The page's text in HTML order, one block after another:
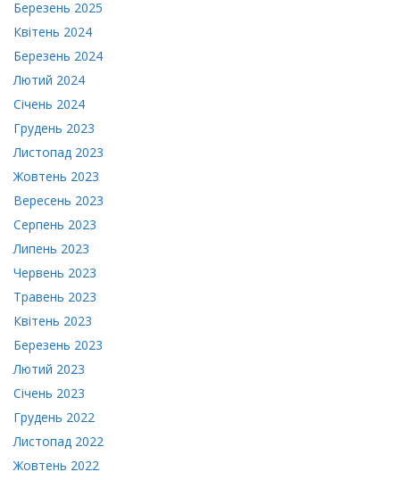
Березень 2025
Квітень 2024
Березень 2024
Лютий 2024
Січень 2024
Грудень 2023
Листопад 2023
Жовтень 2023
Вересень 2023
Серпень 2023
Липень 2023
Червень 2023
Травень 2023
Квітень 2023
Березень 2023
Лютий 2023
Січень 2023
Грудень 2022
Листопад 2022
Жовтень 2022
тести, щоденні завдання, аудіо-, відеозаписи до
уроків;
підбірки корисних джерел для поглиблення знань
про граматику та лексику української мови;
онлайн-ігри з вивчення української;
сертифікат.
Малі, Нікарагуа, Сирія, Болівія, Куба, Зімбабве, Судан,
Малі, Нікарагуа, Сирія, Болівія, Куба, Зімбабве, Судан,